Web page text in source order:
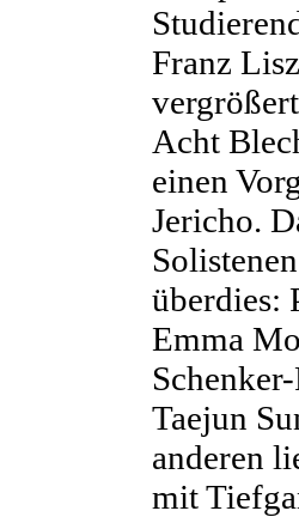
Franz
Acht
einen
Jericho.
überdies:
Emma
Taejun
anderen
mit